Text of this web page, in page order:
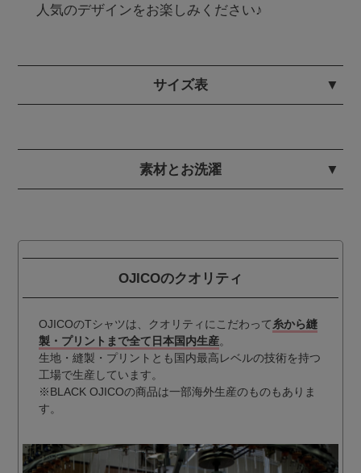
人気のデザインをお楽しみください♪
サイズ表
素材とお洗濯
OJICOのクオリティ
OJICOのTシャツは、クオリティにこだわって 糸から縫
製・プリントまで全て日本国内生産。
生地・縫製・プリントとも国内最高レベルの技術を持つ
工場で生産しています。
※BLACK OJICOの商品は一部海外生産のものもありま
す。